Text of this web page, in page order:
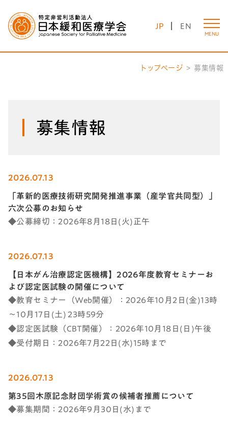
JP EN
MENU
トップページ 募集情報
募集情報
2026.07.13
「革新的医療技術研究開発推進事業（産学官共同型）」
六次公募のお知らせ
◆公募締切：2026年8月18日(火)正午
2026.07.13
【日本がん治療認定医機構】2026年度教育セミナーお
よび認定医試験の開催について
◆教育セミナー（Web開催）：2026年10月2日(金)13時
～10月17日(土) 23時59分
◆認定医試験（CBT開催）：2026年10月18日(日)午後
◆受付期日：2026年7月22日(水)15時まで
2026.07.13
第35回木原記念財団学術賞の候補者推薦について
◆募集期間：2026年9月30日(水)まで